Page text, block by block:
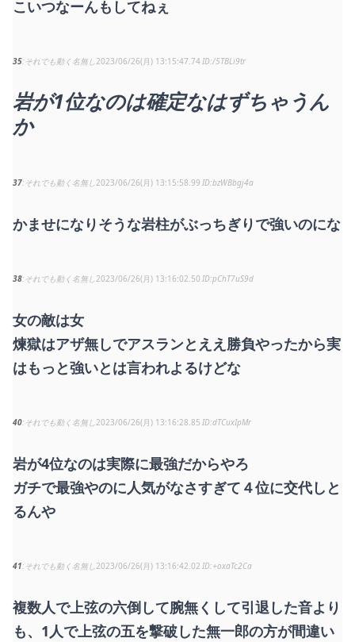
こいつなーんもしてねぇ
35 それでも動く名無し2023/06/26(月) 13:15:47.74 /5TBLi9tr
岩が1位なのは確定なはずちゃうん
か
37 それでも動く名無し2023/06/26(月) 13:15:58.99 bzWBbgj4a
かませになりそうな岩柱がぶっちぎりで強いのにな
38 それでも動く名無し2023/06/26(月) 13:16:02.50 pChT7uS9d
女の敵は女
煉獄はアザ無しでアスランとええ勝負やったから実
はもっと強いとは言われよるけどな
40 それでも動く名無し2023/06/26(月) 13:16:28.85 dTCuxIpMr
岩が4位なのは実際に最強だからやろ
ガチで最強やのに人気がなさすぎて４位に交代しと
るんや
41 それでも動く名無し2023/06/26(月) 13:16:42.02 +oxaTc2Ca
複数人で上弦の六倒して腕無くして引退した音より
も、1人で上弦の五を撃破した無一郎の方が間違い